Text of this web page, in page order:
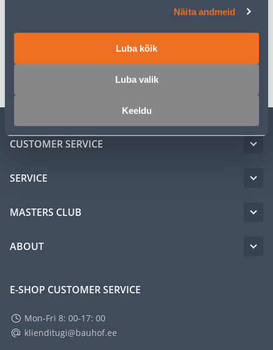
Näita andmeid
Luba kõik
Luba valik
Keeldu
Specification
Transport
CUSTOMER SERVICE
SERVICE
MASTERS CLUB
ABOUT
E-SHOP CUSTOMER SERVICE
Mon-Fri 8: 00-17: 00
klienditugi@bauhof.ee